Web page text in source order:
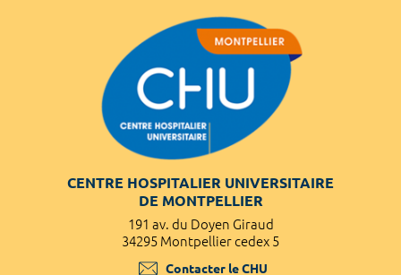
CENTRE HOSPITALIER UNIVERSITAIRE
DE MONTPELLIER
191 av. du Doyen Giraud
34295 Montpellier cedex 5
Contacter le CHU